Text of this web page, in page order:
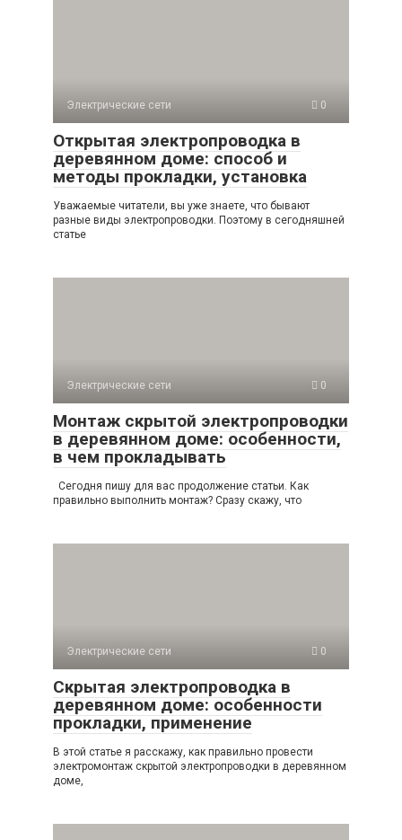
Электрические сети 0
Открытая электропроводка в
деревянном доме: способ и
методы прокладки, установка
Уважаемые читатели, вы уже знаете, что бывают
разные виды электропроводки. Поэтому в сегодняшней
статье
Электрические сети 0
Монтаж скрытой электропроводки
в деревянном доме: особенности,
в чем прокладывать
Сегодня пишу для вас продолжение статьи. Как
правильно выполнить монтаж? Сразу скажу, что
Электрические сети 0
Скрытая электропроводка в
деревянном доме: особенности
прокладки, применение
В этой статье я расскажу, как правильно провести
электромонтаж скрытой электропроводки в деревянном
доме,